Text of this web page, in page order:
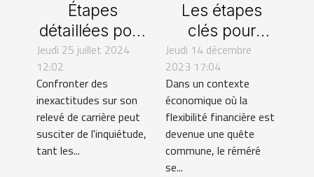
Étapes
détaillées pour
demander une
correction
d'erreurs sur
votre relevé de
carrière
Jeudi 25 juillet 2024
12:02
Confronter des
inexactitudes sur son
relevé de carrière peut
susciter de l'inquiétude,
tant les...
Les étapes
clés pour
choisir le bon
intermédiaire
en opérations
de réméré
Jeudi 14 décembre
2023 17:04
Dans un contexte
économique où la
flexibilité financière est
devenue une quête
commune, le réméré
se...